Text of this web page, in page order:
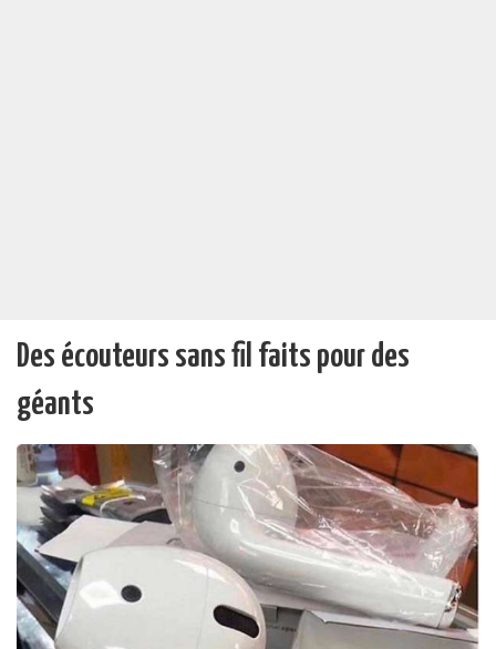
Des écouteurs sans fil faits pour des
géants